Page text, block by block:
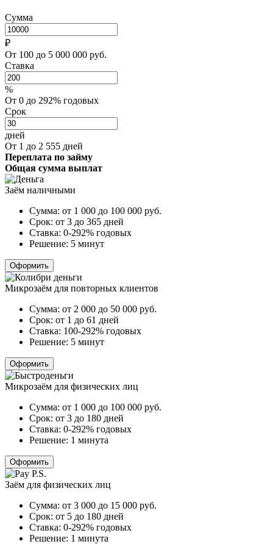
Сумма
₽
От 100 до 5 000 000 руб.
Ставка
%
От 0 до 292% годовых
Срок
дней
От 1 до 2 555 дней
Переплата по займу
Общая сумма выплат
Заём наличными
Сумма: от 1 000 до 100 000 руб.
Срок: от 3 до 365 дней
Ставка: 0-292% годовых
Решение: 5 минут
Оформить
Микрозаём для повторных клиентов
Сумма: от 2 000 до 50 000 руб.
Срок: от 1 до 61 дней
Ставка: 100-292% годовых
Решение: 5 минут
Оформить
Микрозаём для физических лиц
Сумма: от 1 000 до 100 000 руб.
Срок: от 3 до 180 дней
Ставка: 0-292% годовых
Решение: 1 минута
Оформить
Заём для физических лиц
Сумма: от 3 000 до 15 000 руб.
Срок: от 5 до 180 дней
Ставка: 0-292% годовых
Решение: 1 минута